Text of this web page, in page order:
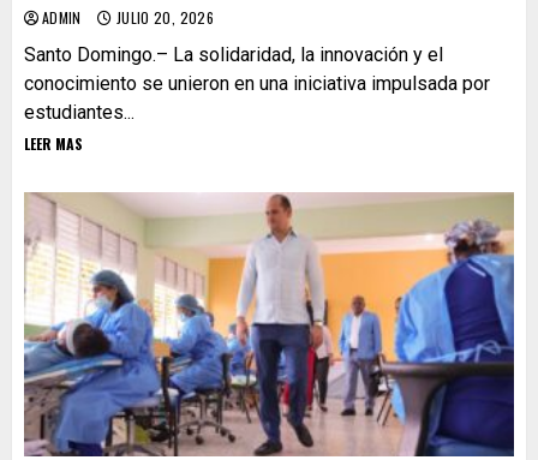
ADMIN JULIO 20, 2026
Santo Domingo.– La solidaridad, la innovación y el
conocimiento se unieron en una iniciativa impulsada por
estudiantes...
LEER MAS